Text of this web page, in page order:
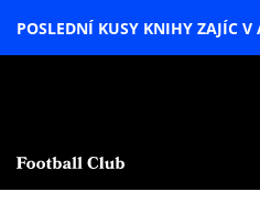
POSLEDNÍ KUSY KNIHY ZAJÍC V